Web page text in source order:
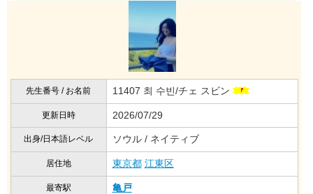
先生番号 / お名前 11407 최 수빈/チェ スビン
更新日時 2026/07/29
出身/日本語レベル ソウル / ネイティブ
居住地 東京都 江東区
最寄駅 亀戸